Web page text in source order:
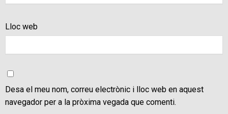
Lloc web
Desa el meu nom, correu electrònic i lloc web en aquest
navegador per a la pròxima vegada que comenti.